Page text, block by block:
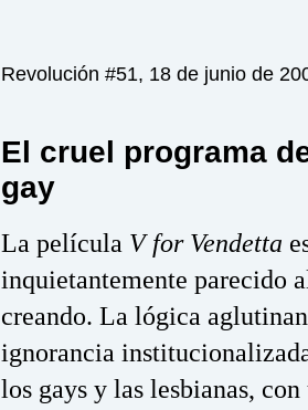
Revolución #51, 18 de junio de
El cruel programa
gay
La película V for Vendetta
inquietantemente parecido
creando. La lógica
ignorancia
los gays y las lesbianas,